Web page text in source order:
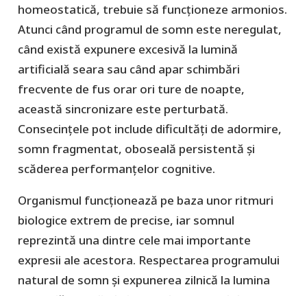
homeostatică, trebuie să funcționeze armonios.
Atunci când programul de somn este neregulat,
când există expunere excesivă la lumină
artificială seara sau când apar schimbări
frecvente de fus orar ori ture de noapte,
această sincronizare este perturbată.
Consecințele pot include dificultăți de adormire,
somn fragmentat, oboseală persistentă și
scăderea performanțelor cognitive.
Organismul funcționează pe baza unor ritmuri
biologice extrem de precise, iar somnul
reprezintă una dintre cele mai importante
expresii ale acestora. Respectarea programului
natural de somn și expunerea zilnică la lumina